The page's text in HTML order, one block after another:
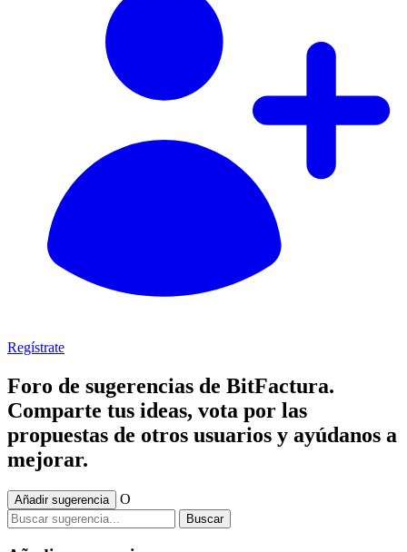
Regístrate
Foro de sugerencias de BitFactura.
Comparte tus ideas, vota por las
propuestas de otros usuarios y ayúdanos a
mejorar.
Añadir sugerencia O
Buscar